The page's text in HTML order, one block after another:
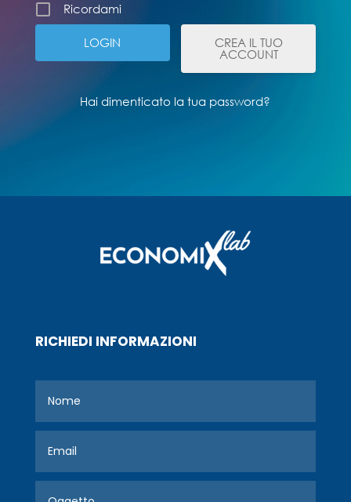
Ricordami
CREA IL TUO
ACCOUNT
Hai dimenticato la tua password?
RICHIEDI INFORMAZIONI